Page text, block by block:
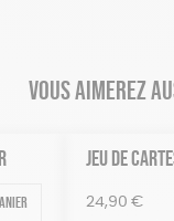
Vous aimerez
JEU DE
24,90 €